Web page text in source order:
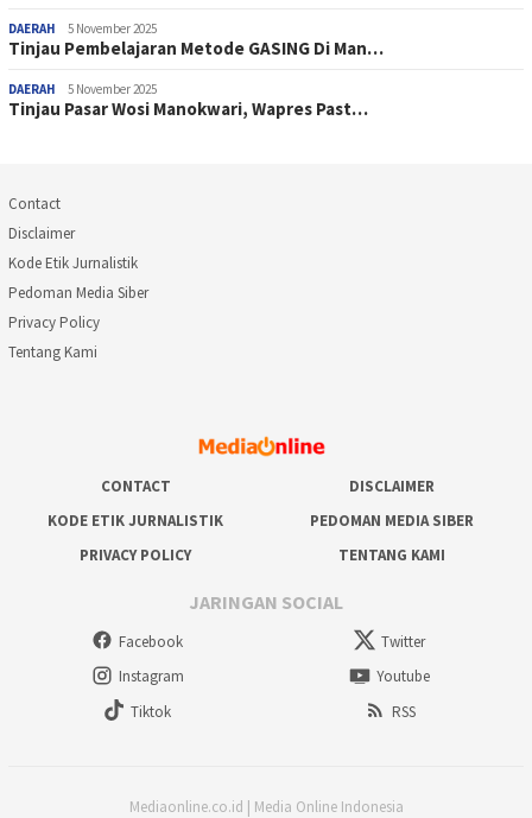
DAERAH 5 November 2025
Tinjau Pembelajaran Metode GASING Di Man…
DAERAH 5 November 2025
Tinjau Pasar Wosi Manokwari, Wapres Past…
Contact
Disclaimer
Kode Etik Jurnalistik
Pedoman Media Siber
Privacy Policy
Tentang Kami
CONTACT
DISCLAIMER
KODE ETIK JURNALISTIK
PEDOMAN MEDIA SIBER
PRIVACY POLICY
TENTANG KAMI
JARINGAN SOCIAL
Facebook
Twitter
Instagram
Youtube
Tiktok
RSS
Mediaonline.co.id | Media Online Indonesia